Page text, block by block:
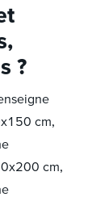
?
cm,
cm,